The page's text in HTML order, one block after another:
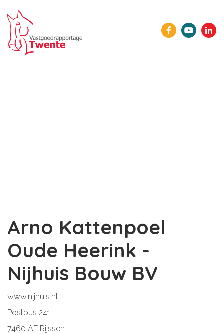
Arno Kattenpoel
Oude Heerink -
Nijhuis Bouw BV
www.nijhuis.nl
Postbus 241
7460 AE Rijssen